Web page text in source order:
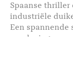
Spaanse thriller
industriële
Een
overleving.